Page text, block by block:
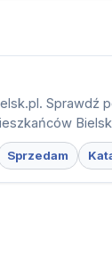
Sprzedam